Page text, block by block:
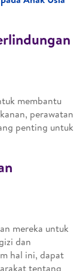
membantu
perawatan
penting untuk
mereka untuk
dan
hal ini, dapat
tentang